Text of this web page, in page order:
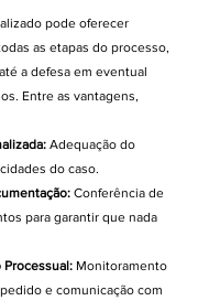
pode oferecer
as etapas do processo,
a defesa em eventual
Entre as vantagens,
Adequação do
do caso.
Conferência de
para garantir que nada
Monitoramento
e comunicação com